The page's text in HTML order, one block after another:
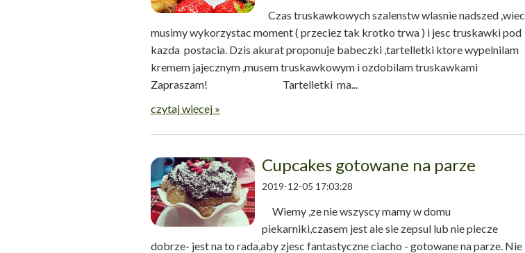
Czas truskawkowych szalenstw wlasnie nadszed ,wiec
musimy wykorzystac moment ( przeciez tak krotko trwa ) i jesc truskawki pod
kazda postacia. Dzis akurat proponuje babeczki ,tartelletki ktore wypelnilam
kremem jajecznym ,musem truskawkowym i ozdobilam truskawkami
Zapraszam! Tartelletki ma...
czytaj więcej »
Cupcakes gotowane na parze
2019-12-05 17:03:28
Wiemy ,ze nie wszyscy mamy w domu
piekarniki,czasem jest ale sie zepsul lub nie piecze
dobrze- jest na to rada,aby zjesc fantastyczne ciacho - gotowane na parze. Nie